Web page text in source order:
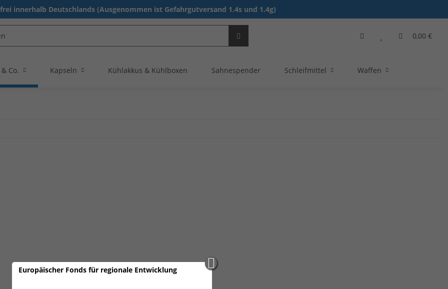
Europäischer Fonds für regionale Entwicklung
innerhalb Deutschlands (Ausgenommen ist Gefahrgutversand 1.4s und 1.4g)
0,00 €
Co. Kapseln Kühlakkus & Kühlboxen Sahnespender Schleifmittel Waffen